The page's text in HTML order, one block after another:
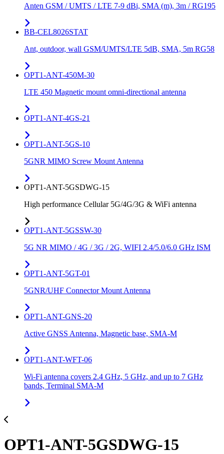
Anten GSM / UMTS / LTE 7-9 dBi, SMA (m), 3m / RG195
BB-CEL8026STAT
Ant, outdoor, wall GSM/UMTS/LTE 5dB, SMA, 5m RG58
OPT1-ANT-450M-30
LTE 450 Magnetic mount omni-directional antenna
OPT1-ANT-4GS-21
OPT1-ANT-5GS-10
5GNR MIMO Screw Mount Antenna
OPT1-ANT-5GSDWG-15
High performance Cellular 5G/4G/3G & WiFi antenna
OPT1-ANT-5GSSW-30
5G NR MIMO / 4G / 3G / 2G, WIFI 2.4/5.0/6.0 GHz ISM
OPT1-ANT-5GT-01
5GNR/UHF Connector Mount Antenna
OPT1-ANT-GNS-20
Active GNSS Antenna, Magnetic base, SMA-M
OPT1-ANT-WFT-06
Wi-Fi antenna covers 2.4 GHz, 5 GHz, and up to 7 GHz
bands, Terminal SMA-M
OPT1-ANT-5GSDWG-15